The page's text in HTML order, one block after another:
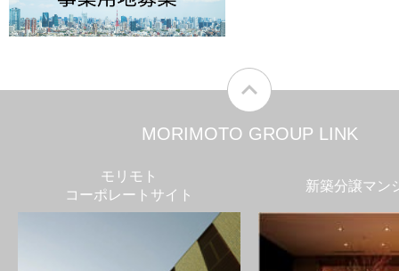
MORIMOTO GROUP LINK
モリモト
コーポレートサイト
新築分譲マン